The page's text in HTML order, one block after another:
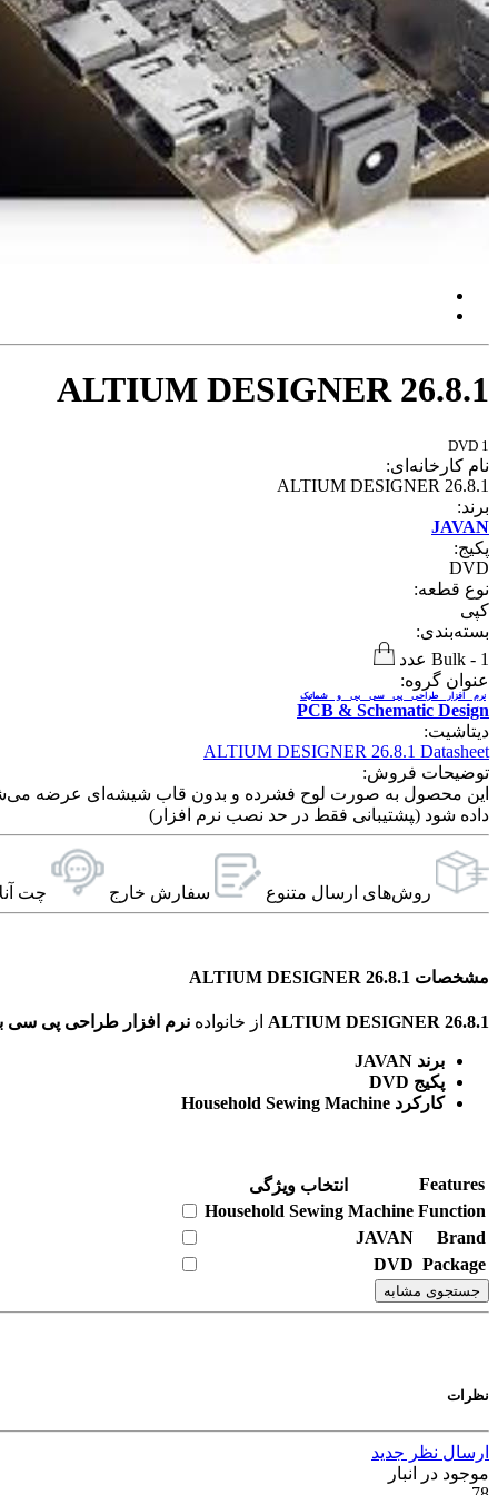
ALTIUM DESIGNER 26.8.1
1 DVD
نام کارخانه‌ای:
ALTIUM DESIGNER 26.8.1
برند:
JAVAN
پکیج:
DVD
نوع قطعه:
کپی
بسته‌بندی:
Bulk - 1 عدد
عنوان گروه:
PCB & Schematic Design
نرم افزار طراحی پی سی بی و شماتیک
دیتاشیت:
ALTIUM DESIGNER 26.8.1 Datasheet
توضیحات فروش:
داده شود (‍پشتیبانی فقط در حد نصب نرم افزار)
روش‌های ارسال‌ متنوع سفارش خارج چت
مشخصات ALTIUM DESIGNER 26.8.1
ALTIUM DESIGNER 26.8.1 از خانواده نرم افزار طراحی پی سی
برند JAVAN
پکیج DVD
کارکرد Household Sewing Machine
Features
انتخاب ویژگی
Function
Household Sewing Machine
Brand
JAVAN
Package
DVD
جستجوی مشابه
نظرات
ارسال نظر جدید
موجود در انبار